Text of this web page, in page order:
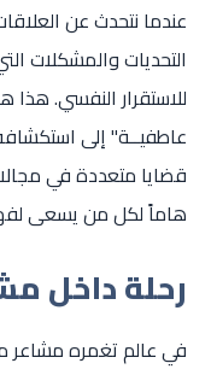
عندما نتحدث عن
التحديات والمشكلات
للاستقرار النفسي.
عاطفيــة" إلى
قضايا متعددة في
هاماً لكل من يسعى
رحلة داخل
في عالم تغمره مشاعر